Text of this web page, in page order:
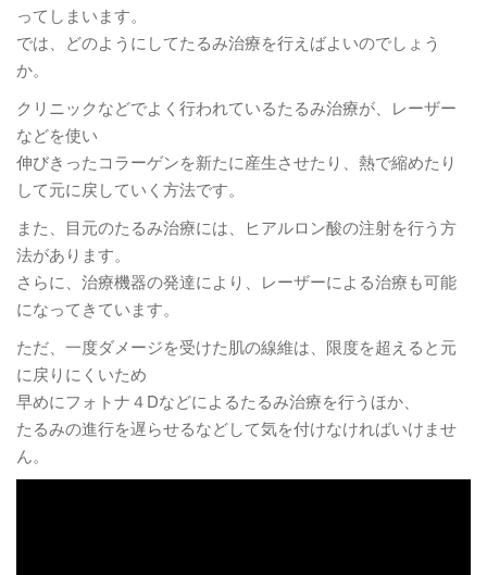
ってしまいます。
では、どのようにしてたるみ治療を行えばよいのでしょう
か。
クリニックなどでよく行われているたるみ治療が、レーザー
などを使い
伸びきったコラーゲンを新たに産生させたり、熱で縮めたり
して元に戻していく方法です。
また、目元のたるみ治療には、ヒアルロン酸の注射を行う方
法があります。
さらに、治療機器の発達により、レーザーによる治療も可能
になってきています。
ただ、一度ダメージを受けた肌の線維は、限度を超えると元
に戻りにくいため
早めにフォトナ４Dなどによるたるみ治療を行うほか、
たるみの進行を遅らせるなどして気を付けなければいけませ
ん。